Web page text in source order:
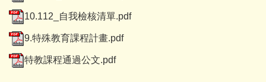
10.112_自我檢核清單.pdf
9.特殊教育課程計畫.pdf
特教課程通過公文.pdf